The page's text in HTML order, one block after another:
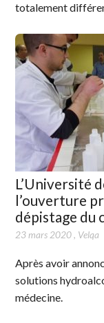
totalement
L’Université
l’ouverture
dépistage du
23 mars 2020, Velqa
Après avoir
solutions
médecine.